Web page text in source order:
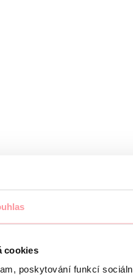
cookies
poskytování funkcí